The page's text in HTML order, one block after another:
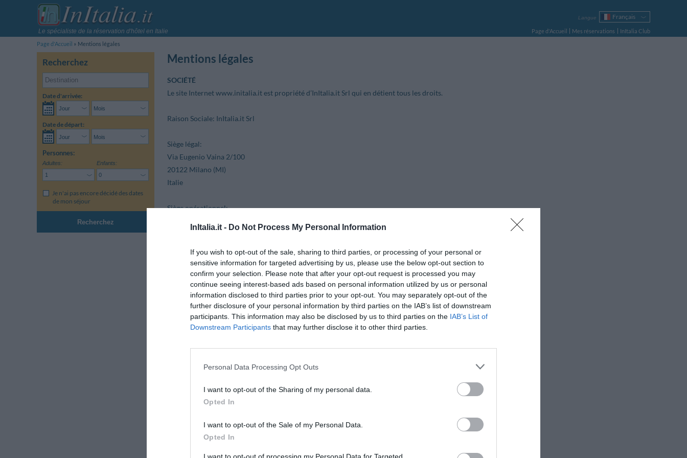
InItalia.it - Do Not Process My Personal Information
If you wish to opt-out of the sale, sharing to third parties, or processing of your personal or
sensitive information for targeted advertising by us, please use the below opt-out section to
confirm your selection. Please note that after your opt-out request is processed you may
continue seeing interest-based ads based on personal information utilized by us or personal
information disclosed to third parties prior to your opt-out. You may separately opt-out of the
further disclosure of your personal information by third parties on the IAB’s list of downstream
participants. This information may also be disclosed by us to third parties on the IAB’s List of
Downstream Participants that may further disclose it to other third parties.
Personal Data Processing Opt Outs
I want to opt-out of the Sharing of my personal data.
Opted In
I want to opt-out of the Sale of my Personal Data.
Opted In
Le spécialiste de la réservation d'hôtel en Italie
Langue
Français
Italiano
English
Page d'Accueil Mes réservations
InItalia Club
Page d'Accueil
Mentions légales
Recherchez
Date d'arrivée:
Date de départ:
Personnes:
Adultes: Enfants:
Je n'ai pas encore décidé des dates
de mon séjour
Recherchez
Mentions légales
SOCIÉTÉ
Le site Internet www.initalia.it est propriété d’InItalia.it Srl qui en détient tous les droits.
Raison Sociale: InItalia.it Srl
Siège légal:
Via Eugenio Vaina 2/100
20122 Milano (MI)
Italie
Siège opérationnel:
CONSEIL D’ADMINISTRATION
Administrateurs :Milena Ceccarelli, Tommaso Trani
CONTACTS
Téléphone:
+39 (0)50 8067800
info@initalia.it
Via Eugenio Vaina 2/100
20122 Milano (MI)
DONNÉES FISCALES